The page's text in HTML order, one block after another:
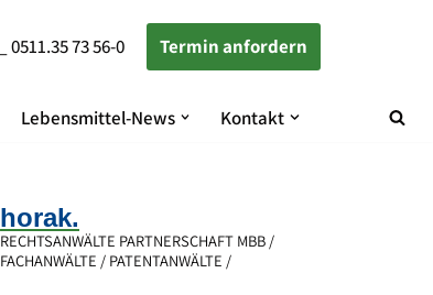
0511.35 73 56-0 Termin anfordern
Lebensmittel-News Kontakt
horak.
RECHTSANWÄLTE PARTNERSCHAFT MBB /
FACHANWÄLTE / PATENTANWÄLTE /